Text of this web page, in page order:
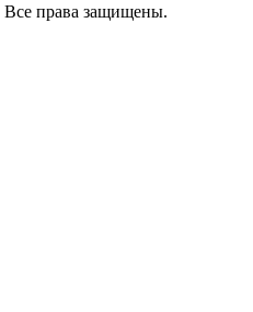
Все права защищены.